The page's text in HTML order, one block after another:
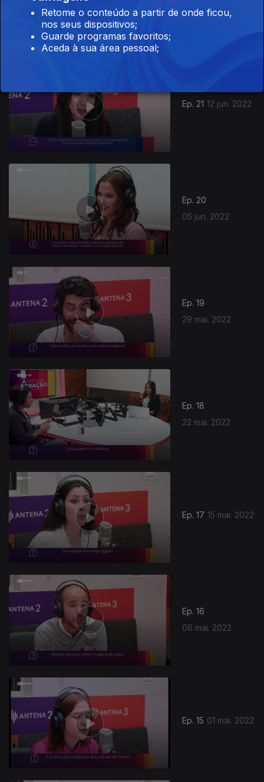
Ep. 21 12 jun. 2022
Ep. 20
05 jun. 2022
Ep. 19
29 mai. 2022
Ep. 18
22 mai. 2022
Ep. 17 15 mai. 2022
Ep. 16
08 mai. 2022
Ep. 15 01 mai. 2022
614248
Retome o conteúdo a partir de onde ficou,
nos seus dispositivos;
Guarde programas favoritos;
Aceda à sua área pessoal;